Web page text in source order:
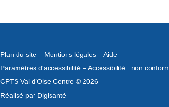
Plan du site – Mentions légales –Aide
Paramètres d'accessibilité –Accessibilité : non
CPTS Val d’Oise Centre © 2026
Réalisé par Digisanté